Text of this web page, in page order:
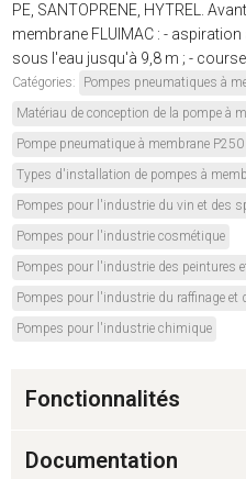
PE, SANTOPRENE, HYTREL.
membrane FLUIMAC : -
sous l'eau jusqu'à 9,8 m ; -
Catégories:
Pompes pneumatiques à
Matériau de conception de la pompe à
Pompe pneumatique à membrane P250
Types d'installation de pompes à
Pompes pour l'industrie du vin et des
Pompes pour l'industrie cosmétique
Pompes pour l'industrie des peintures
Pompes pour l'industrie du raffinage et
Pompes pour l'industrie chimique
Fonctionnalités
Documentation